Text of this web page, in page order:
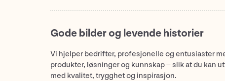
Gode bilder og levende historier
Vi hjelper bedrifter, profesjonelle og entusiaster
produkter, løsninger og kunnskap – slik at du kan
med kvalitet, trygghet og inspirasjon.